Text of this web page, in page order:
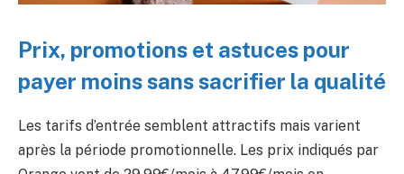
Prix, promotions et astuces pour
payer moins sans sacrifier la qualité
Les tarifs d’entrée semblent attractifs mais varient
après la période promotionnelle. Les prix indiqués par